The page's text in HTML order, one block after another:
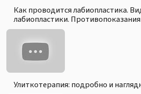
Как проводится лабиопластика.
лабиопластики.
Улиткотерапия: подробно и
Блефаропластика "Взгляд
Доктор Амжад Аль-Юсеф
Блефаропластика "Взгляд
Доктор Амжад Аль-Юсеф